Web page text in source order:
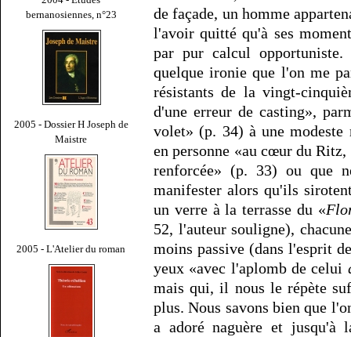
bernanosiennes, n°23
2005 - Dossier H Joseph de
Maistre
2005 - L'Atelier du roman
de façade, un homme
l'avoir quitté qu'à ses
par pur calcul
quelque ironie que l'on me
résistants de la vingt-
d'une erreur de casting»,
volet» (p. 34) à une modeste
en personne «au cœur du
renforcée» (p. 33) ou que
manifester alors qu'ils
un verre à la terrasse du «
52, l'auteur souligne),
moins passive (dans l'esprit
yeux «avec l'aplomb de celui
mais qui, il nous le répète
plus. Nous savons bien que
a adoré naguère et jusqu'à